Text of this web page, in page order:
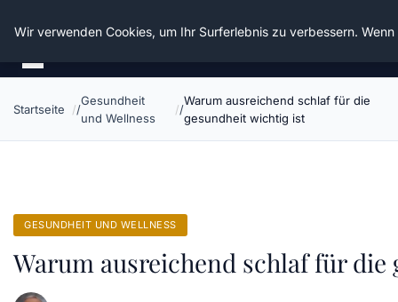
Die Schnitter
Startseite
Gesundheit
und Wellness
Warum ausreichend schlaf für die
gesundheit wichtig ist
GESUNDHEIT UND WELLNESS
Warum ausreichend schlaf für
Wir verwenden Cookies, um Ihr Surferlebnis zu verbessern.